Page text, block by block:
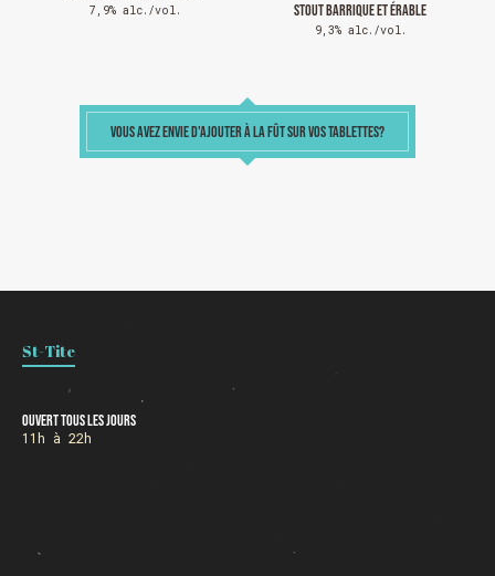
Chargement
7,9% alc./vol. STOUT BARRIQUE ET ÉRABLE
9,3% alc./vol.
VOUS AVEZ ENVIE D'AJOUTER À LA FÛT SUR VOS TABLETTES?
St-Tite
Ouvert tous les jours
11h à 22h